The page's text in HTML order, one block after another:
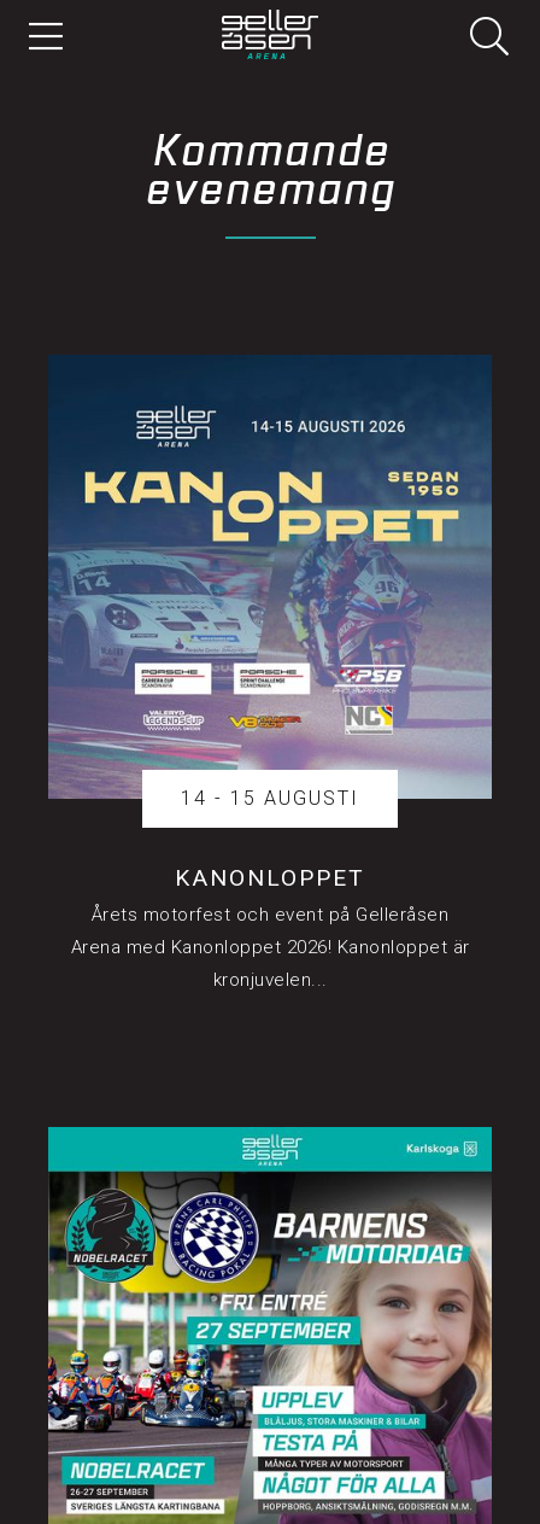
Kommande
evenemang
14 - 15 AUGUSTI
KANONLOPPET
Årets motorfest och event på Gelleråsen
Arena med Kanonloppet 2026! Kanonloppet är
kronjuvelen...